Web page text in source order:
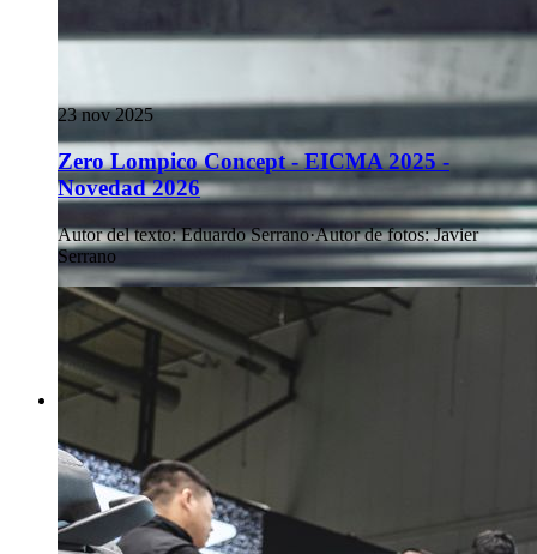
23 nov 2025
Zero Lompico Concept - EICMA 2025 -
Novedad 2026
Autor del texto: Eduardo Serrano·Autor de fotos: Javier
Serrano